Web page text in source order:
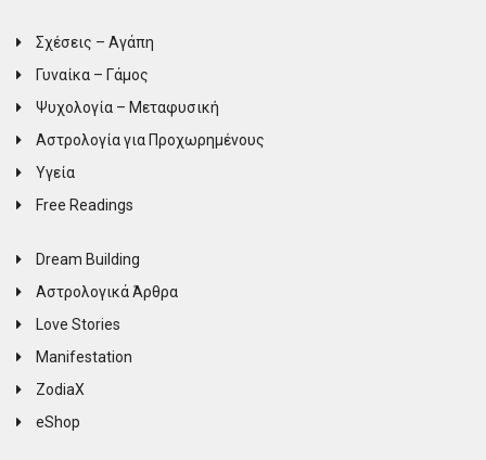
Σχέσεις – Αγάπη
Γυναίκα – Γάμος
Ψυχολογία – Μεταφυσική
Αστρολογία για Προχωρημένους
Υγεία
Free Readings
Dream Building
Αστρολογικά Άρθρα
Love Stories
Manifestation
ZodiaX
eShop